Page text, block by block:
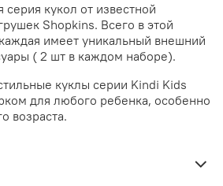
серия кукол от известной
Shopkins. Всего в этой
имеет уникальный внешний
( 2 шт в каждом наборе).
куклы серии Kindi Kids
для любого ребенка, особенно
возраста.